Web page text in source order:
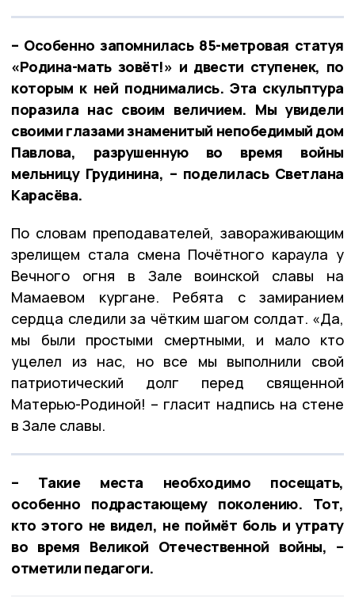
– Особенно запомнилась 85-метровая статуя
«Родина-мать зовёт!» и двести ступенек, по
которым к ней поднимались. Эта скульптура
поразила нас своим величием. Мы увидели
своими глазами знаменитый непобедимый дом
Павлова, разрушенную во время войны
мельницу Грудинина, – поделилась Светлана
Карасёва.
По словам преподавателей, завораживающим
зрелищем стала смена Почётного караула у
Вечного огня в Зале воинской славы на
Мамаевом кургане. Ребята с замиранием
сердца следили за чётким шагом солдат. «Да,
мы были простыми смертными, и мало кто
уцелел из нас, но все мы выполнили свой
патриотический долг перед священной
Матерью-Родиной! – гласит надпись на стене
в Зале славы.
– Такие места необходимо посещать,
особенно подрастающему поколению. Тот,
кто этого не видел, не поймёт боль и утрату
во время Великой Отечественной войны, –
отметили педагоги.